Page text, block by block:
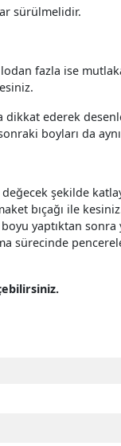
sürülmelidir.
fazla ise
dikkat ederek
boyları da
şekilde
bıçağı ile
yaptıktan sonra
sürecinde